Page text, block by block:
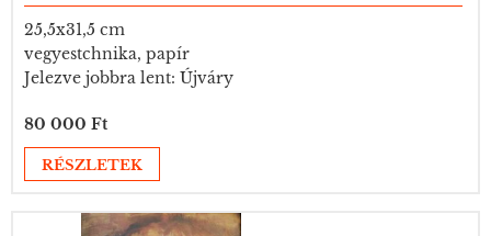
25,5x31,5 cm
vegyestchnika, papír
Jelezve jobbra lent: Újváry
80 000 Ft
RÉSZLETEK